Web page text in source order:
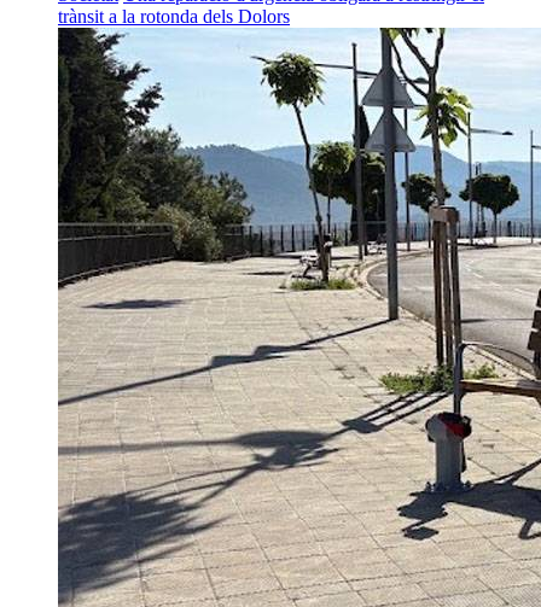
trànsit a la rotonda dels Dolors